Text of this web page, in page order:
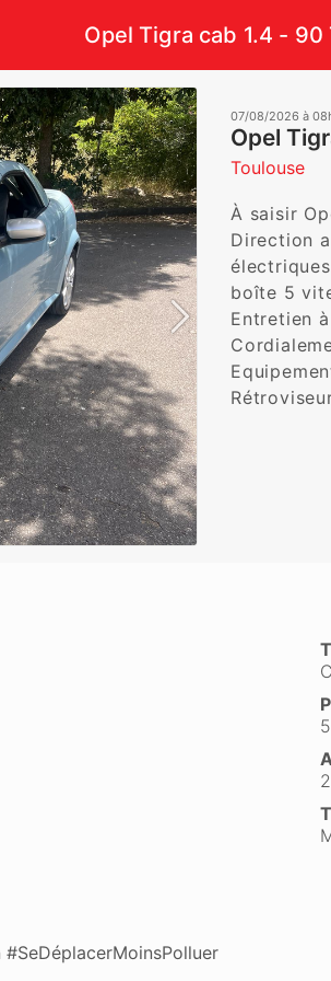
Opel Tigra cab 1.4 -
07/08/2026 à
Opel
Toulouse
À saisir
Direction
boîte 5
Entretien
5